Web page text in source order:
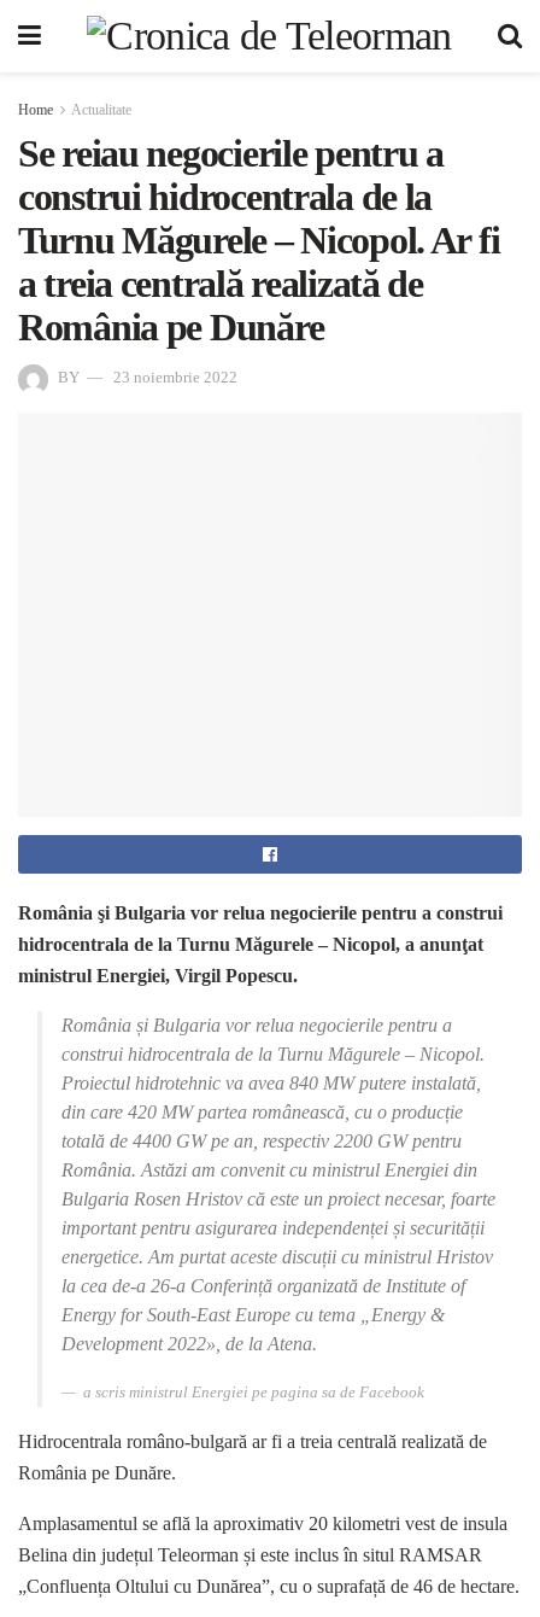
Home Actualitate
Se reiau negocierile pentru a
construi hidrocentrala de la
Turnu Măgurele – Nicopol. Ar fi
a treia centrală realizată de
România pe Dunăre
BY 23 noiembrie 2022
România şi Bulgaria vor relua negocierile pentru a construi
hidrocentrala de la Turnu Măgurele – Nicopol, a anunţat
ministrul Energiei, Virgil Popescu.
România și Bulgaria vor relua negocierile pentru a
construi hidrocentrala de la Turnu Măgurele – Nicopol.
Proiectul hidrotehnic va avea 840 MW putere instalată,
din care 420 MW partea românească, cu o producție
totală de 4400 GW pe an, respectiv 2200 GW pentru
România. Astăzi am convenit cu ministrul Energiei din
Bulgaria Rosen Hristov că este un proiect necesar, foarte
important pentru asigurarea independenței și securității
energetice. Am purtat aceste discuții cu ministrul Hristov
la cea de-a 26-a Conferință organizată de Institute of
Energy for South-East Europe cu tema „Energy &
Development 2022», de la Atena.
a scris ministrul Energiei pe pagina sa de Facebook
Hidrocentrala româno-bulgară ar fi a treia centrală realizată de
România pe Dunăre.
Amplasamentul se află la aproximativ 20 kilometri vest de insula
Belina din județul Teleorman și este inclus în situl RAMSAR
„Confluența Oltului cu Dunărea”, cu o suprafață de 46 de hectare.